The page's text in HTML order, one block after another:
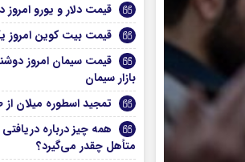
قیمت دلار و یورو امروز دوشنبه ۲۱ مهر
قیمت بیت کوین امروز یکشنبه ۱۲
بازار سیمان
تمجید اسطوره میلان
متأهل چقدر می‌گیرد؟